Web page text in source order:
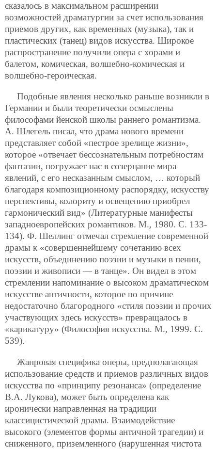
сказалось в максимальном расширении
возможностей драматургии за счет использования
приемов других, как временных (музыка), так и
пластических (танец) видов искусства. Широкое
распространение получили опера с хорами и
балетом, комическая, волшебно-комическая и
волшебно-героическая.
Подобные явления несколько раньше возникли в
Германии и были теоретически осмыслены
философами йенской школы раннего романтизма.
А. Шлегель писал, что драма нового времени
представляет собой «пестрое зрелище жизни»,
которое «отвечает бессознательным потребностям
фантазии, погружает нас в созерцание мира
явлений, с его несказанным смыслом, … который
благодаря композиционному распорядку, искусству
перспективы, колориту и освещению приобрел
гармонический вид» (Литературные манифесты
западноевропейских романтиков. М., 1980. С. 133-
134). Ф. Шеллинг отмечал стремление современной
драмы к «совершеннейшему сочетанию всех
искусств, объединению поэзии и музыки в пении,
поэзии и живописи — в танце». Он видел в этом
стремлении напоминание о высоком драматическом
искусстве античности, которое по причине
недостаточно благородного «стиля поэзии и прочих
участвующих здесь искусств» превращалось в
«карикатуру» (Философия искусства. М., 1999. С.
539).
Жанровая специфика оперы, предполагающая
использование средств и приемов различных видов
искусства по «принципу резонанса» (определение
В.А. Лукова), может быть определена как
иронически направленная на традиции
классицистической драмы. Взаимодействие
высокого (элементов формы античной трагедии) и
сниженного, приземленного (нарушенная чистота